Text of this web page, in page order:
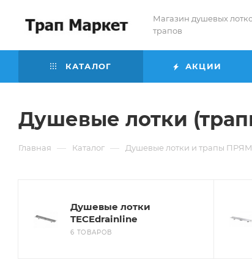
Магазин душевых
трапов
КАТАЛОГ АКЦИИ
Душевые лотки
Главная — Каталог — Душевые лотки и трапы
Душевые лотки
TECEdrainline
6 ТОВАРОВ